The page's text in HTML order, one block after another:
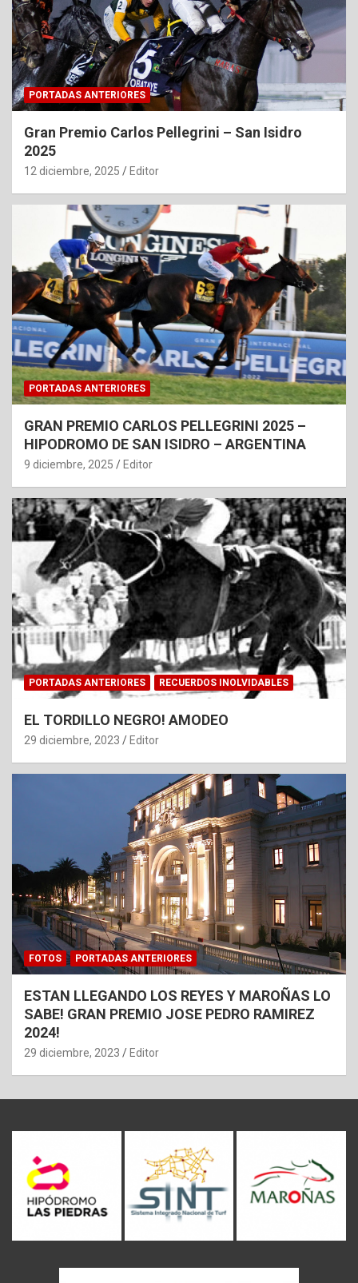
PORTADAS ANTERIORES
Gran Premio Carlos Pellegrini – San Isidro
2025
12 diciembre, 2025 Editor
PORTADAS ANTERIORES
GRAN PREMIO CARLOS PELLEGRINI 2025 –
HIPODROMO DE SAN ISIDRO – ARGENTINA
9 diciembre, 2025 Editor
PORTADAS ANTERIORES RECUERDOS INOLVIDABLES
EL TORDILLO NEGRO! AMODEO
29 diciembre, 2023 Editor
FOTOS PORTADAS ANTERIORES
ESTAN LLEGANDO LOS REYES Y MAROÑAS LO
SABE! GRAN PREMIO JOSE PEDRO RAMIREZ
2024!
29 diciembre, 2023 Editor